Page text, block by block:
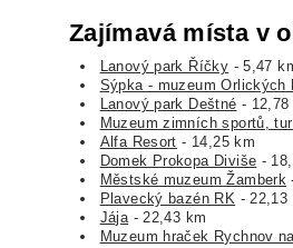
Zajímavá místa v
Lanový park Říčky - 5,47
Sýpka - muzeum Orlických
Lanový park Deštné - 12,78
Muzeum zimních sportů,
Alfa Resort - 14,25 km
Domek Prokopa Diviše -
Městské muzeum Žamberk
Plavecký bazén RK - 22,13
Jája - 22,43 km
Muzeum hraček Rychnov